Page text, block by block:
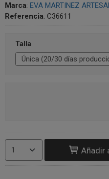
Marca: EVA MARTINEZ
Referencia: C36611
Talla
Añadir